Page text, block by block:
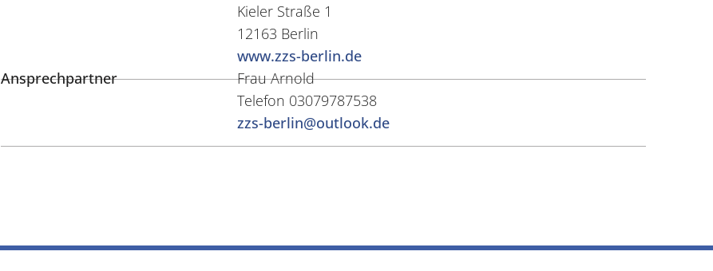
Kieler Straße 1
12163 Berlin
www.zzs-berlin.de
Ansprechpartner
Frau Arnold
Telefon 03079787538
zzs-berlin@outlook.de